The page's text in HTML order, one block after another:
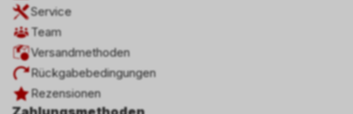
Service
Team
Versandmethoden
Rückgabebedingungen
Rezensionen